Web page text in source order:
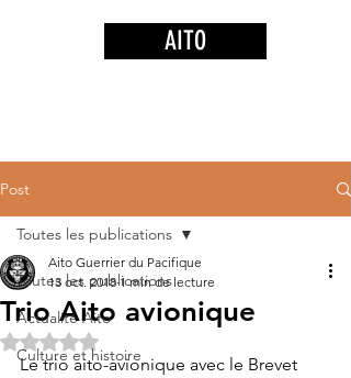
AITO
Post
Toutes les publications
Actualité Aito
Culture et histoire
Toutes les publications
Trio Aito avionique
Aito Guerrier du Pacifique
13 oct. 2018 1 min de lecture
Noté NaN étoiles sur 5.
Le trio aito-avionique avec le Brevet